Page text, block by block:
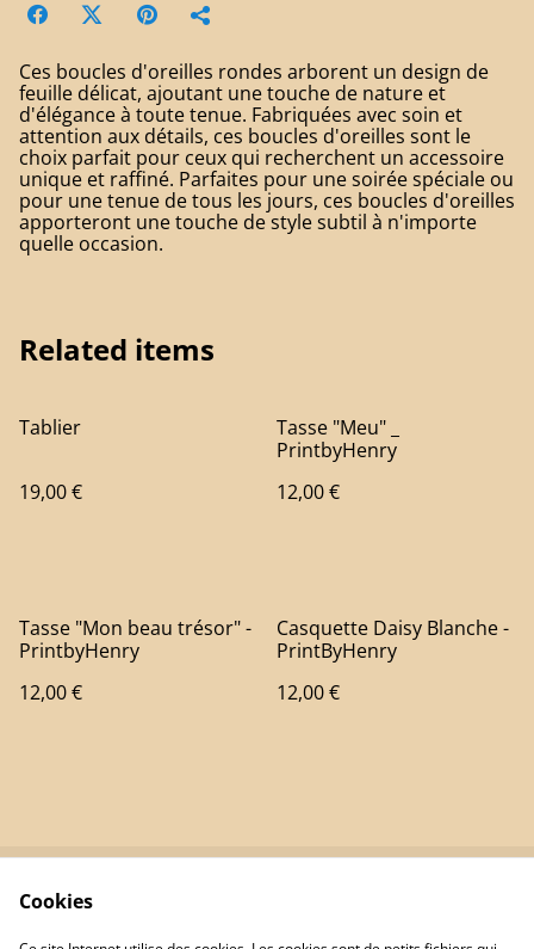
Ces boucles d'oreilles rondes arborent un design de
feuille délicat, ajoutant une touche de nature et
d'élégance à toute tenue. Fabriquées avec soin et
attention aux détails, ces boucles d'oreilles sont le
choix parfait pour ceux qui recherchent un accessoire
unique et raffiné. Parfaites pour une soirée spéciale ou
pour une tenue de tous les jours, ces boucles d'oreilles
apporteront une touche de style subtil à n'importe
quelle occasion.
Related items
Tablier
19,00 €
Tasse "Meu" _
PrintbyHenry
12,00 €
Tasse "Mon beau trésor" -
PrintbyHenry
12,00 €
Casquette Daisy Blanche -
PrintByHenry
12,00 €
Politique de
Politique de cookies
Cookies